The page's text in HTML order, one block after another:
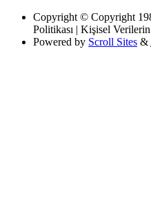
Copyright © Copyright
Politikası | Kişisel
Powered by Scroll Sites &